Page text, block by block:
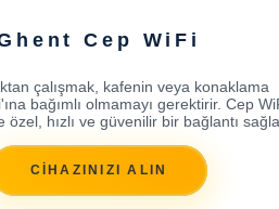
Cep WiFi
çalışmak, kafenin veya konaklama
bağımlı olmamayı gerektirir. Cep
özel, hızlı ve güvenilir bir bağlantı
CİHAZINIZI ALIN